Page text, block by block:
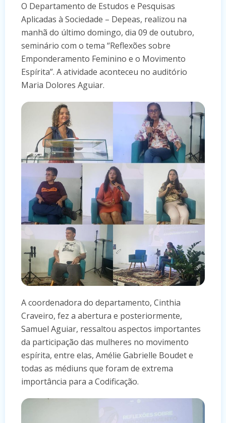
O Departamento de Estudos e Pesquisas
Aplicadas à Sociedade – Depeas, realizou na
manhã do último domingo, dia 09 de outubro,
seminário com o tema “Reflexões sobre
Emponderamento Feminino e o Movimento
Espírita”. A atividade aconteceu no auditório
Maria Dolores Aguiar.
A coordenadora do departamento, Cinthia
Craveiro, fez a abertura e posteriormente,
Samuel Aguiar, ressaltou aspectos importantes
da participação das mulheres no movimento
espírita, entre elas, Amélie Gabrielle Boudet e
todas as médiuns que foram de extrema
importância para a Codificação.